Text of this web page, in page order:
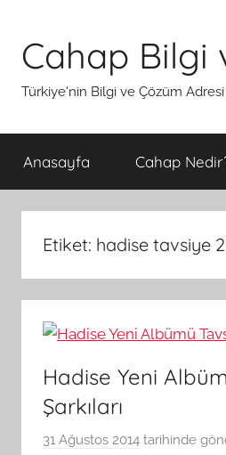
Cahap Bilgi
Türkiye'nin Bilgi ve Çözüm Adresi
Anasayfa Cahap
Etiket: hadise tavsiye
Hadise Yeni
Şarkıları
31 Ağustos 2014 tarihinde